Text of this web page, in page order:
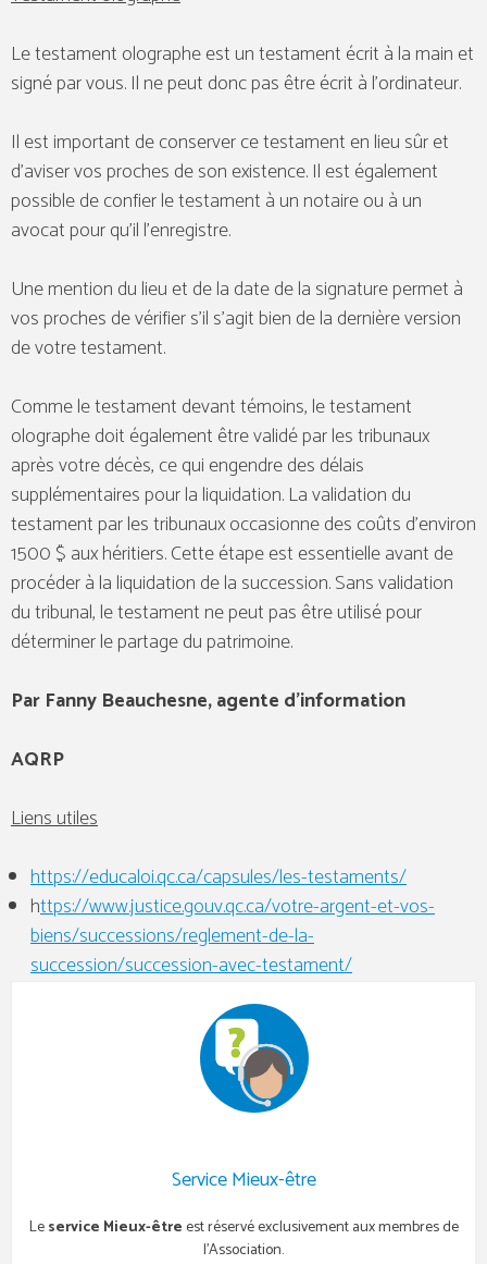
Le testament olographe est un testament écrit à la main et
signé par vous. Il ne peut donc pas être écrit à l’ordinateur.
Il est important de conserver ce testament en lieu sûr et
d’aviser vos proches de son existence. Il est également
possible de confier le testament à un notaire ou à un
avocat pour qu’il l’enregistre.
Une mention du lieu et de la date de la signature permet à
vos proches de vérifier s’il s’agit bien de la dernière version
de votre testament.
Comme le testament devant témoins, le testament
olographe doit également être validé par les tribunaux
après votre décès, ce qui engendre des délais
supplémentaires pour la liquidation. La validation du
testament par les tribunaux occasionne des coûts d’environ
1500 $ aux héritiers. Cette étape est essentielle avant de
procéder à la liquidation de la succession. Sans validation
du tribunal, le testament ne peut pas être utilisé pour
déterminer le partage du patrimoine.
Par Fanny Beauchesne, agente d’information
AQRP
Liens utiles
https://educaloi.qc.ca/capsules/les-testaments/
https://www.justice.gouv.qc.ca/votre-argent-et-vos-
biens/successions/reglement-de-la-
succession/succession-avec-testament/
Service Mieux-être
Leservice Mieux-êtreest réservé exclusivement aux membres de
l’Association.